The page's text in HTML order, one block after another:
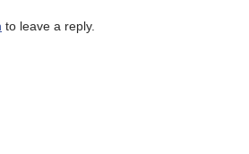
to leave a reply.